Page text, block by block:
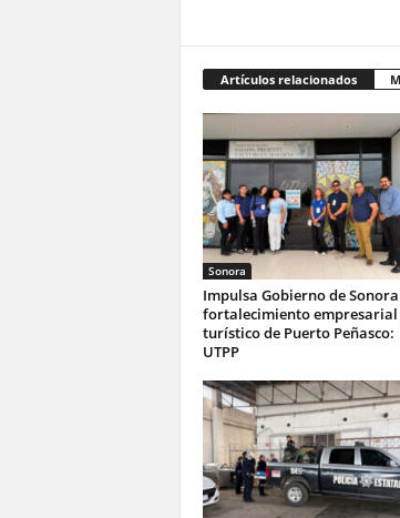
Artículos relacionados
Sonora
Impulsa Gobierno de Sonora
fortalecimiento empresarial
turístico de Puerto Peñasco:
UTPP